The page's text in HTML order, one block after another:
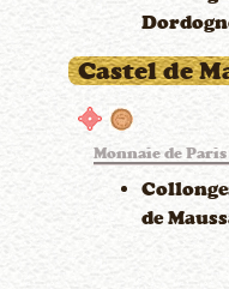
Castel de
Monnaie de Paris
de